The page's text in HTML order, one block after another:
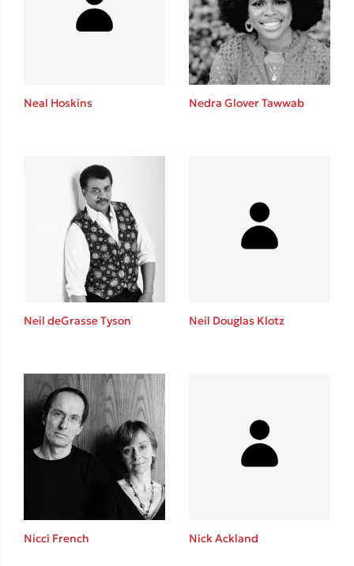
Στέφανος Ξενάκης
Το λεξικό της ζωής σου
Το λιμάνι μου είσαι εσύ
Ιωάννης Γλωσσόπουλος
Ένας γίγαντας στο σχολείο
Neal Hoskins Nedra Glover Tawwab
Neil deGrasse Tyson Neil Douglas Klotz
Nicci French Nick Ackland